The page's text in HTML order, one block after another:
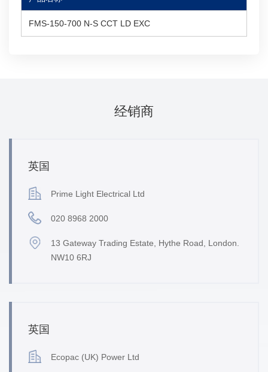
FMS-150-700 N-S CCT LD EXC
经销商
英国
Prime Light Electrical Ltd
020 8968 2000
13 Gateway Trading Estate, Hythe Road, London.
NW10 6RJ
英国
Ecopac (UK) Power Ltd